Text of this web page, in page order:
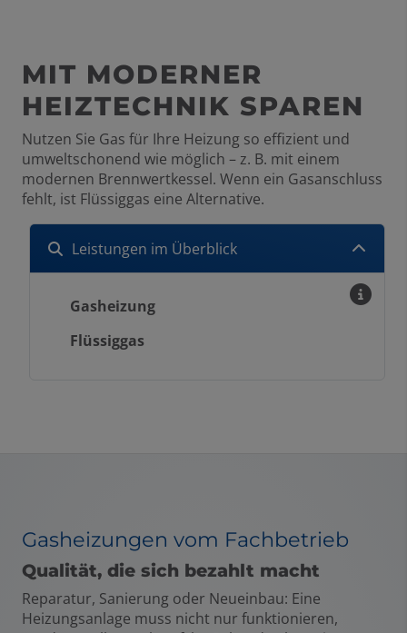
MIT MODERNER
HEIZTECHNIK SPAREN
Nutzen Sie Gas für Ihre Heizung so effizient und
umweltschonend wie möglich – z. B. mit einem
modernen Brennwertkessel. Wenn ein Gasanschluss
fehlt, ist Flüssiggas eine Alternative.
Leistungen im Überblick
Gasheizung
Flüssiggas
Gasheizungen vom Fachbetrieb
Qualität, die sich bezahlt macht
Reparatur, Sanierung oder Neueinbau: Eine
Heizungsanlage muss nicht nur funktionieren,